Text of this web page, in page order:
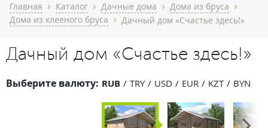
Главная chevron_right Каталог chevron_right Дачные дома chevron_right Дома из бруса chevron_right
Дома из клееного бруса chevron_right Дачный дом «Счастье здесь!»
Дачный дом «Счастье здесь!»
Выберите валюту: RUB TRY USD EUR KZT BYN